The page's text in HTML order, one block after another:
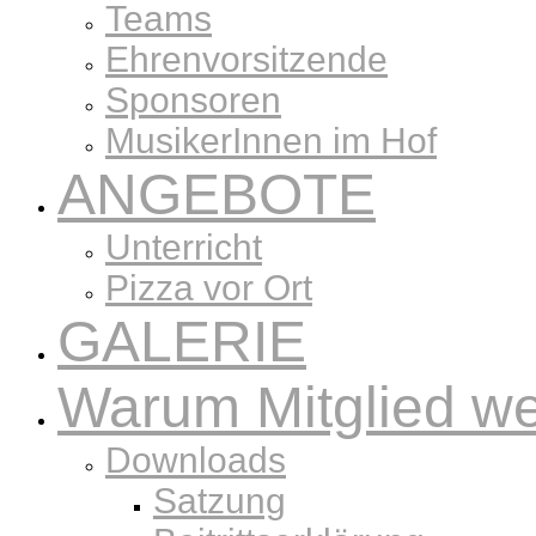
Teams
Ehrenvorsitzende
Sponsoren
MusikerInnen im Hof
ANGEBOTE
Unterricht
Pizza vor Ort
GALERIE
Warum Mitglied
Downloads
Satzung